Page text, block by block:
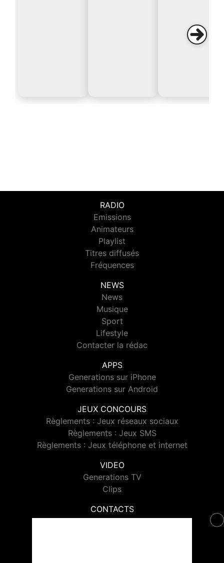
RADIO
Emissions
Animateurs
Playlist
Titres diffusés
Fréquences
NEWS
News
Musique
Sport
Lifestyle
Contacter la rédac
APPS
Generations sur iPhone
Generations sur Android
JEUX CONCOURS
Règlements : Jeux réseaux sociaux
Règlements : Jeux SMS
Règlements : Jeux téléphone et internet
VIDEO
Generations TV
Clips
CONTACTS
Contacter Generations